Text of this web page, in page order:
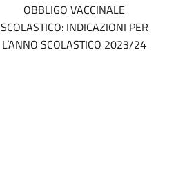
OBBLIGO VACCINALE
SCOLASTICO: INDICAZIONI PER
L’ANNO SCOLASTICO 2023/24